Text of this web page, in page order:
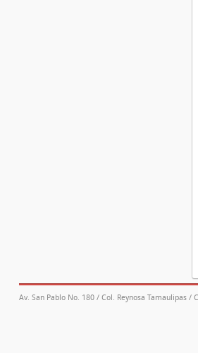
Av. San Pablo No. 180 / Col. Reynosa Tamaulipas